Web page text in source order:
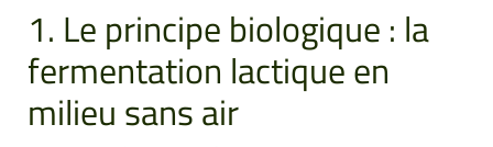
1. Le principe biologique : la
fermentation lactique en
milieu sans air